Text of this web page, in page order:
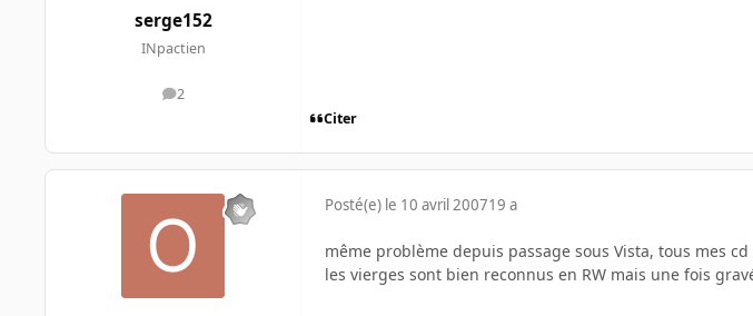
serge152
INpactien
2
messages
Citer
Posté(e) le 10 avril 200719 a
même problème depuis passage sous Vista, tous mes
les vierges sont bien reconnus en RW mais une fois